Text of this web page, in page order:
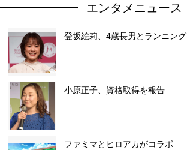
エンタメニュース
登坂絵莉、4歳長男とランニング
小原正子、資格取得を報告
ファミマとヒロアカがコラボ